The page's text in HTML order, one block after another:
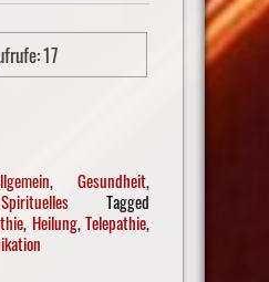
17
,Gesundheit,
Spirituelles Tagged
, Heilung,Telepathie,